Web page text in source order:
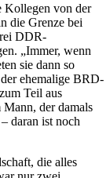
Kollegen von der
die Grenze bei
DDR-
„Immer, wenn
sie dann so
ehemalige BRD-
Teil aus
der damals
daran ist noch
die alles